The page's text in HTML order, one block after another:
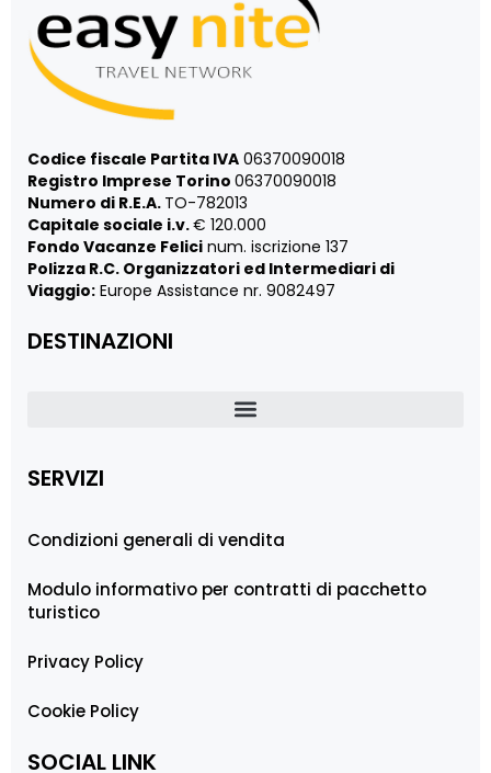
Codice fiscale Partita IVA 06370090018
Registro Imprese Torino 06370090018
Numero di R.E.A. TO-782013
Capitale sociale i.v.€ 120.000
Fondo Vacanze Felici num. iscrizione 137
Polizza R.C. Organizzatori ed Intermediari di
Viaggio: Europe Assistance nr. 9082497
DESTINAZIONI
SERVIZI
Condizioni generali di vendita
Modulo informativo per contratti di pacchetto
turistico
Privacy Policy
Cookie Policy
SOCIAL LINK